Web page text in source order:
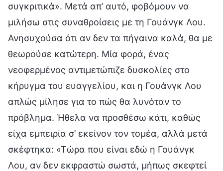
συγκριτικά». Μετά απ’ αυτό, φοβόμουν να
μιλήσω στις συναθροίσεις με τη Γουάνγκ Λου.
Ανησυχούσα ότι αν δεν τα πήγαινα καλά, θα με
θεωρούσε κατώτερη. Μία φορά, ένας
νεοφερμένος αντιμετώπιζε δυσκολίες στο
κήρυγμα του ευαγγελίου, και η Γουάνγκ Λου
απλώς μίλησε για το πώς θα λυνόταν το
πρόβλημα. Ήθελα να προσθέσω κάτι, καθώς
είχα εμπειρία σ’ εκείνον τον τομέα, αλλά μετά
σκέφτηκα: «Τώρα που είναι εδώ η Γουάνγκ
Λου, αν δεν εκφραστώ σωστά, μήπως σκεφτεί